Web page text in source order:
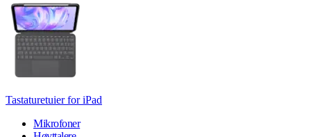
Tastaturetuier for iPad
Mikrofoner